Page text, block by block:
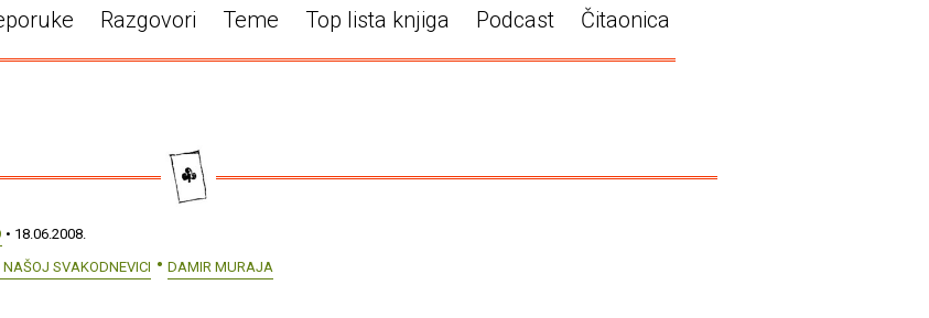
Razgovori Teme Top lista knjiga Podcast Čitaonica
• 18.06.2008.
SVAKODNEVICI
DAMIR MURAJA